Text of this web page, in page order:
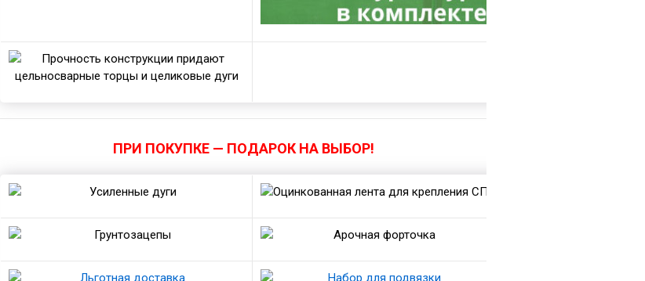
ПРИ ПОКУПКЕ — ПОДАРОК НА ВЫБОР!